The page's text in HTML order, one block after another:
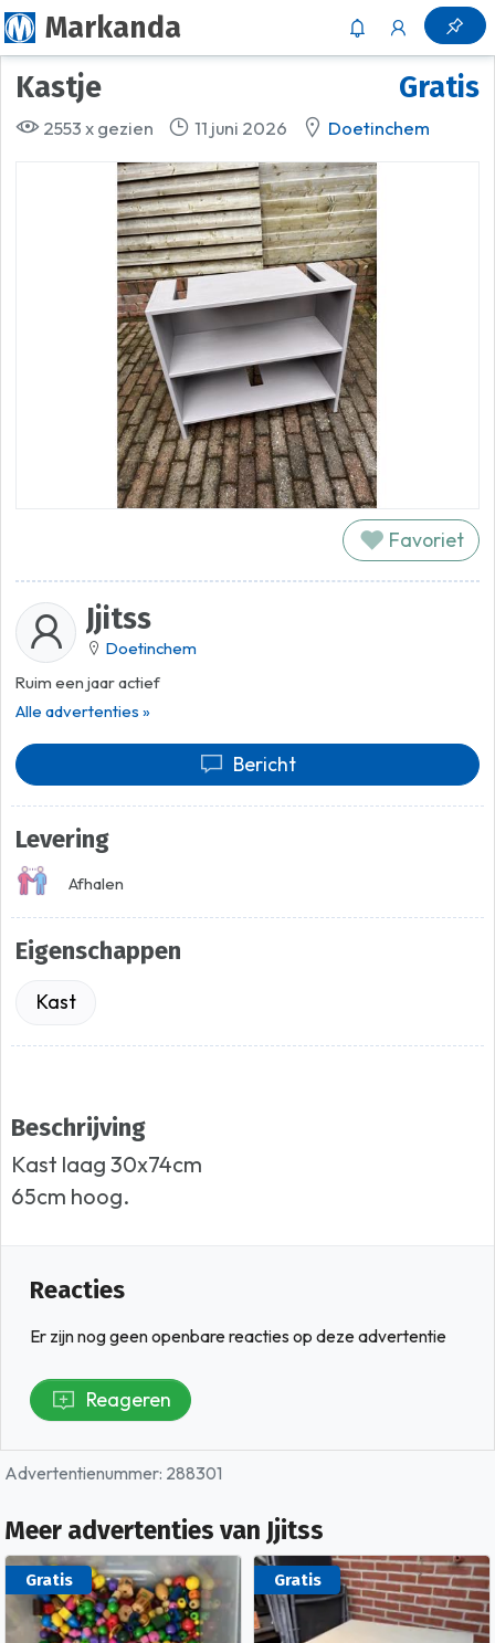
Markanda
Gratis
Kastje
2553 x gezien 11 juni 2026 Doetinchem
Favoriet
Jjitss
Doetinchem
Ruim een jaar actief
Alle advertenties »
Bericht
Levering
Afhalen
Eigenschappen
Kast
Beschrijving
Kast laag 30x74cm
65cm hoog.
Reacties
Er zijn nog geen openbare reacties op deze advertentie
Reageren
Advertentienummer: 288301
Meer advertenties van Jjitss
Gratis Gratis